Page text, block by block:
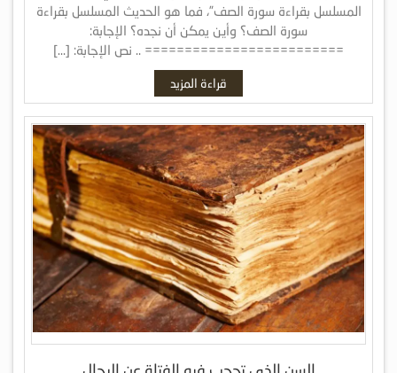
المسلسل بقراءة سورة الصف”، فما هو الحديث المسلسل بقراءة
سورة الصف؟ وأين يمكن أن نجده؟ الإجابة:
========================= .. نص الإجابة: […]
قراءة المزيد